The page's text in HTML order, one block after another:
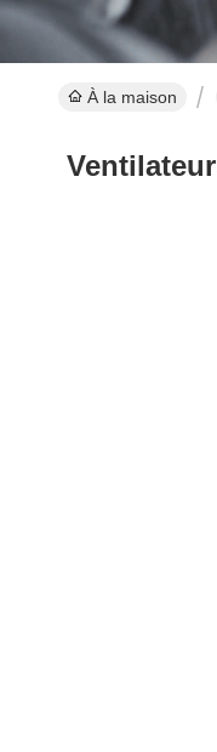
À la maison